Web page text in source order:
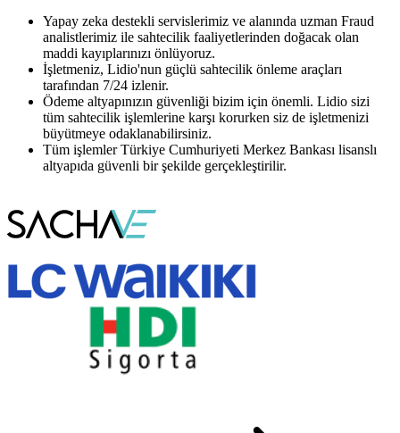
Yapay zeka destekli servislerimiz ve alanında uzman Fraud
analistlerimiz ile sahtecilik faaliyetlerinden doğacak olan
maddi kayıplarınızı önlüyoruz.
İşletmeniz, Lidio'nun güçlü sahtecilik önleme araçları
tarafından 7/24 izlenir.
Ödeme altyapınızın güvenliği bizim için önemli. Lidio sizi
tüm sahtecilik işlemlerine karşı korurken siz de işletmenizi
büyütmeye odaklanabilirsiniz.
Tüm işlemler Türkiye Cumhuriyeti Merkez Bankası lisanslı
altyapıda güvenli bir şekilde gerçekleştirilir.